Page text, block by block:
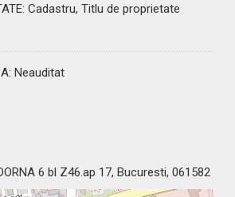
: Cadastru, Titlu de proprietate
: Neauditat
6 bl Z46.ap 17, Bucuresti, 061582